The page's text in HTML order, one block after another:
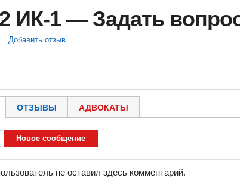
ИК-1 — Задать
Добавить отзыв
ОТЗЫВЫ АДВОКАТЫ
Новое сообщение
не оставил здесь комментарий.